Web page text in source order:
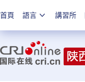
首頁 語言 講習所